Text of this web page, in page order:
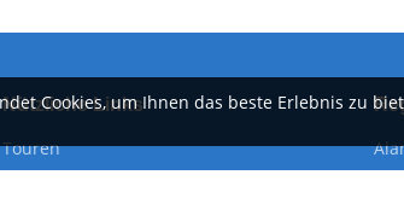
Nützliche Links
Touren
Cookies, um Ihnen das beste Erlebnis zu